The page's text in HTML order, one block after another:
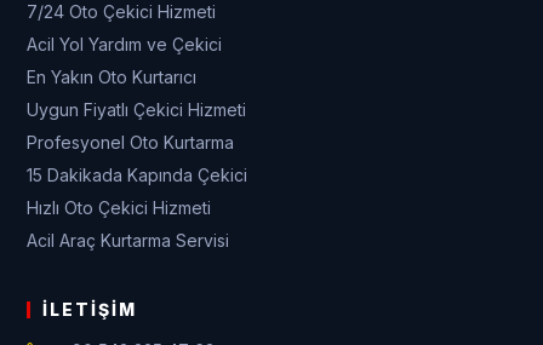
7/24 Oto Çekici Hizmeti
Acil Yol Yardım ve Çekici
En Yakın Oto Kurtarıcı
Uygun Fiyatlı Çekici Hizmeti
Profesyonel Oto Kurtarma
15 Dakikada Kapında Çekici
Hızlı Oto Çekici Hizmeti
Acil Araç Kurtarma Servisi
İLETIŞIM